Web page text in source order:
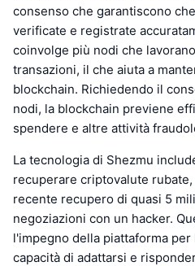
consenso che garantiscono
verificate e registrate
coinvolge più nodi che
transazioni, il che aiuta a
blockchain. Richiedendo il
nodi, la blockchain previene
spendere e altre attività
La tecnologia di Shezmu
recuperare criptovalute
recente recupero di quasi 5
negoziazioni con un hacker.
l'impegno della piattaforma per
capacità di adattarsi e